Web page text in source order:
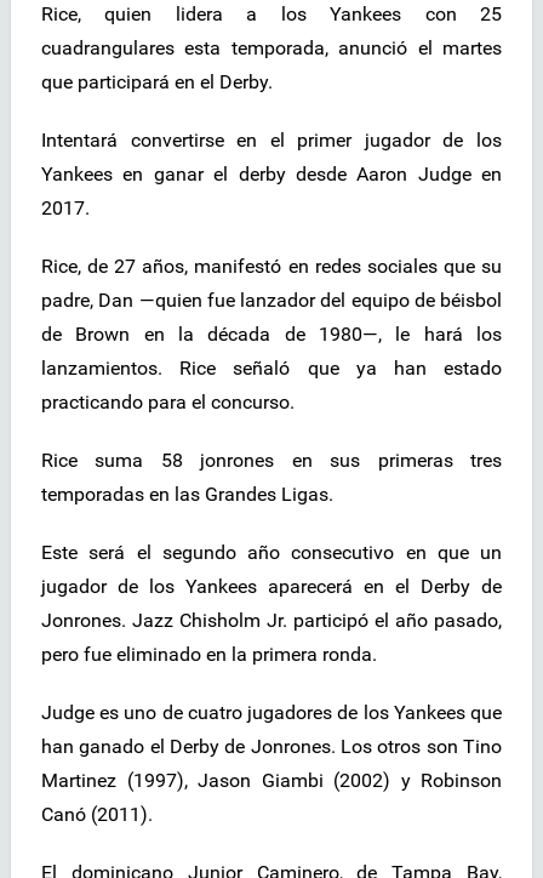
Rice, quien lidera a los Yankees con 25
cuadrangulares esta temporada, anunció el martes
que participará en el Derby.
Intentará convertirse en el primer jugador de los
Yankees en ganar el derby desde Aaron Judge en
2017.
Rice, de 27 años, manifestó en redes sociales que su
padre, Dan —quien fue lanzador del equipo de béisbol
de Brown en la década de 1980—, le hará los
lanzamientos. Rice señaló que ya han estado
practicando para el concurso.
Rice suma 58 jonrones en sus primeras tres
temporadas en las Grandes Ligas.
Este será el segundo año consecutivo en que un
jugador de los Yankees aparecerá en el Derby de
Jonrones. Jazz Chisholm Jr. participó el año pasado,
pero fue eliminado en la primera ronda.
Judge es uno de cuatro jugadores de los Yankees que
han ganado el Derby de Jonrones. Los otros son Tino
Martinez (1997), Jason Giambi (2002) y Robinson
Canó (2011).
El dominicano Junior Caminero, de Tampa Bay,